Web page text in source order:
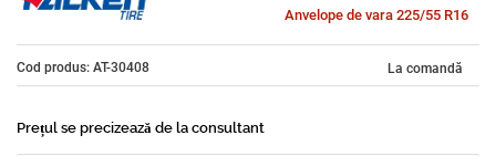
Anvelope de vara 225/55 R16
Cod produs: AT-30408 La comandă
Prețul se precizează de la consultant